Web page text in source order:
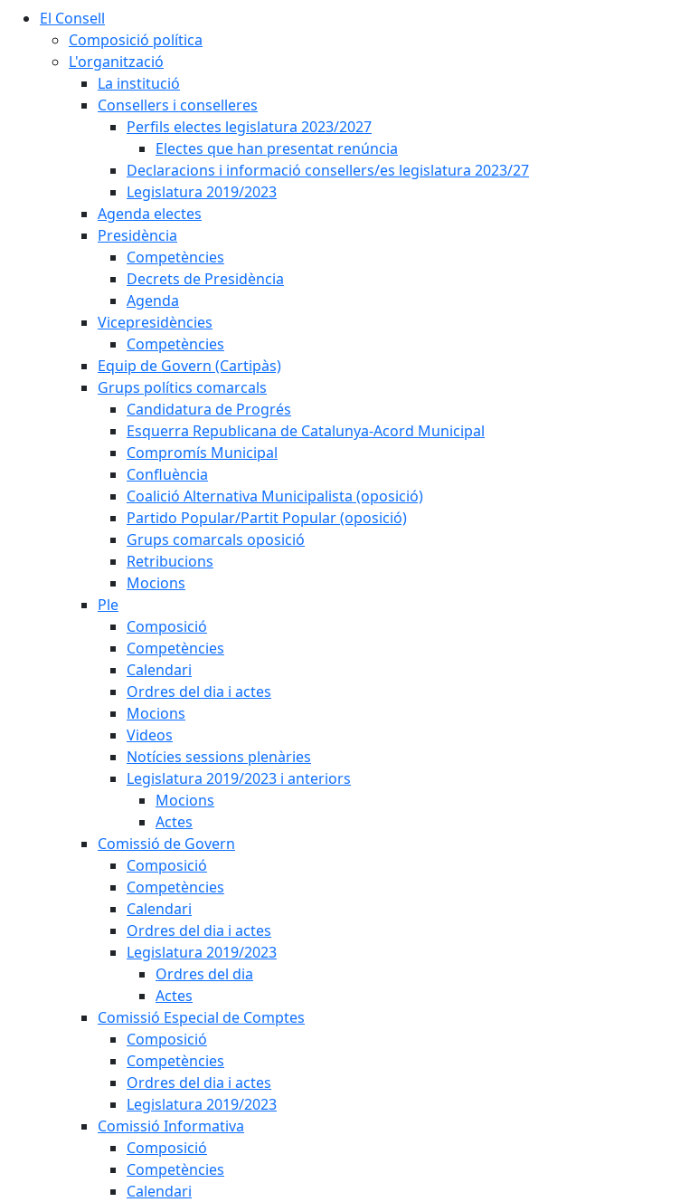
El Consell
Composició política
L'organització
La institució
Consellers i conselleres
Perfils electes legislatura 2023/2027
Electes que han presentat renúncia
Declaracions i informació consellers/es legislatura 2023/27
Legislatura 2019/2023
Agenda electes
Presidència
Competències
Decrets de Presidència
Agenda
Vicepresidències
Competències
Equip de Govern (Cartipàs)
Grups polítics comarcals
Candidatura de Progrés
Esquerra Republicana de Catalunya-Acord Municipal
Compromís Municipal
Confluència
Coalició Alternativa Municipalista (oposició)
Partido Popular/Partit Popular (oposició)
Grups comarcals oposició
Retribucions
Mocions
Ple
Composició
Competències
Calendari
Ordres del dia i actes
Mocions
Videos
Notícies sessions plenàries
Legislatura 2019/2023 i anteriors
Mocions
Actes
Comissió de Govern
Composició
Competències
Calendari
Ordres del dia i actes
Legislatura 2019/2023
Ordres del dia
Actes
Comissió Especial de Comptes
Composició
Competències
Ordres del dia i actes
Legislatura 2019/2023
Comissió Informativa
Composició
Competències
Calendari